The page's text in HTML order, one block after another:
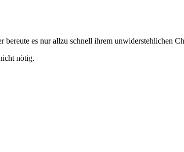
es nur allzu schnell ihrem unwiderstehlichen
nötig.